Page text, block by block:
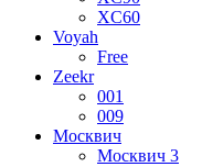
XC60
Voyah
Free
Zeekr
001
009
Москвич
Москвич 3